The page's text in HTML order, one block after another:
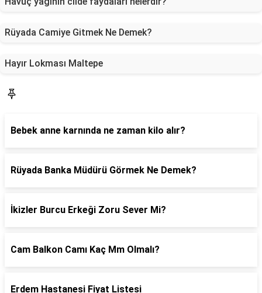
Rüyada Camiye Gitmek Ne Demek?
Hayır Lokması Maltepe
Bebek anne karnında ne zaman kilo alır?
Rüyada Banka Müdürü Görmek Ne Demek?
İkizler Burcu Erkeği Zoru Sever Mi?
Cam Balkon Camı Kaç Mm Olmalı?
Erdem Hastanesi Fiyat Listesi